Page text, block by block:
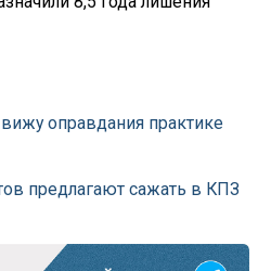
оправдания практике
предлагают сажать в КПЗ